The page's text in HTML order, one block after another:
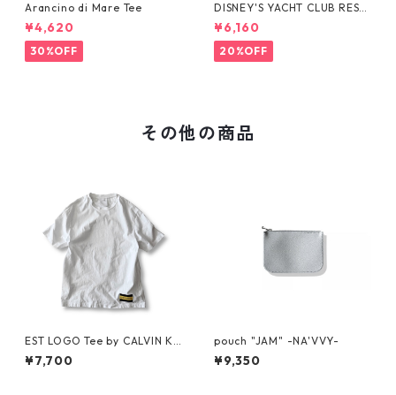
Arancino di Mare Tee
¥4,620
30%OFF
DISNEY'S YACHT CLUB RESO
RT Tee
¥6,160
20%OFF
その他の商品
EST LOGO Tee by CALVIN KL
EIN JEANS ESTABLISHED.1978
¥7,700
pouch "JAM" -NA'VVY-
¥9,350